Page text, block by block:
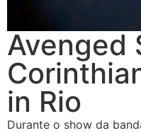
Avenged
in Rio
Durante o show da